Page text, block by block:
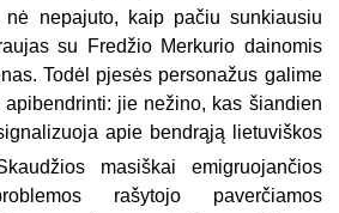
nė nepajuto, kaip pačiu sunkiausiu
su Fredžio Merkurio dainomis
Todėl pjesės personažus galime
jie nežino, kas šiandien
apie bendrąją lietuviškos
masiškai emigruojančios
rašytojo paverčiamos